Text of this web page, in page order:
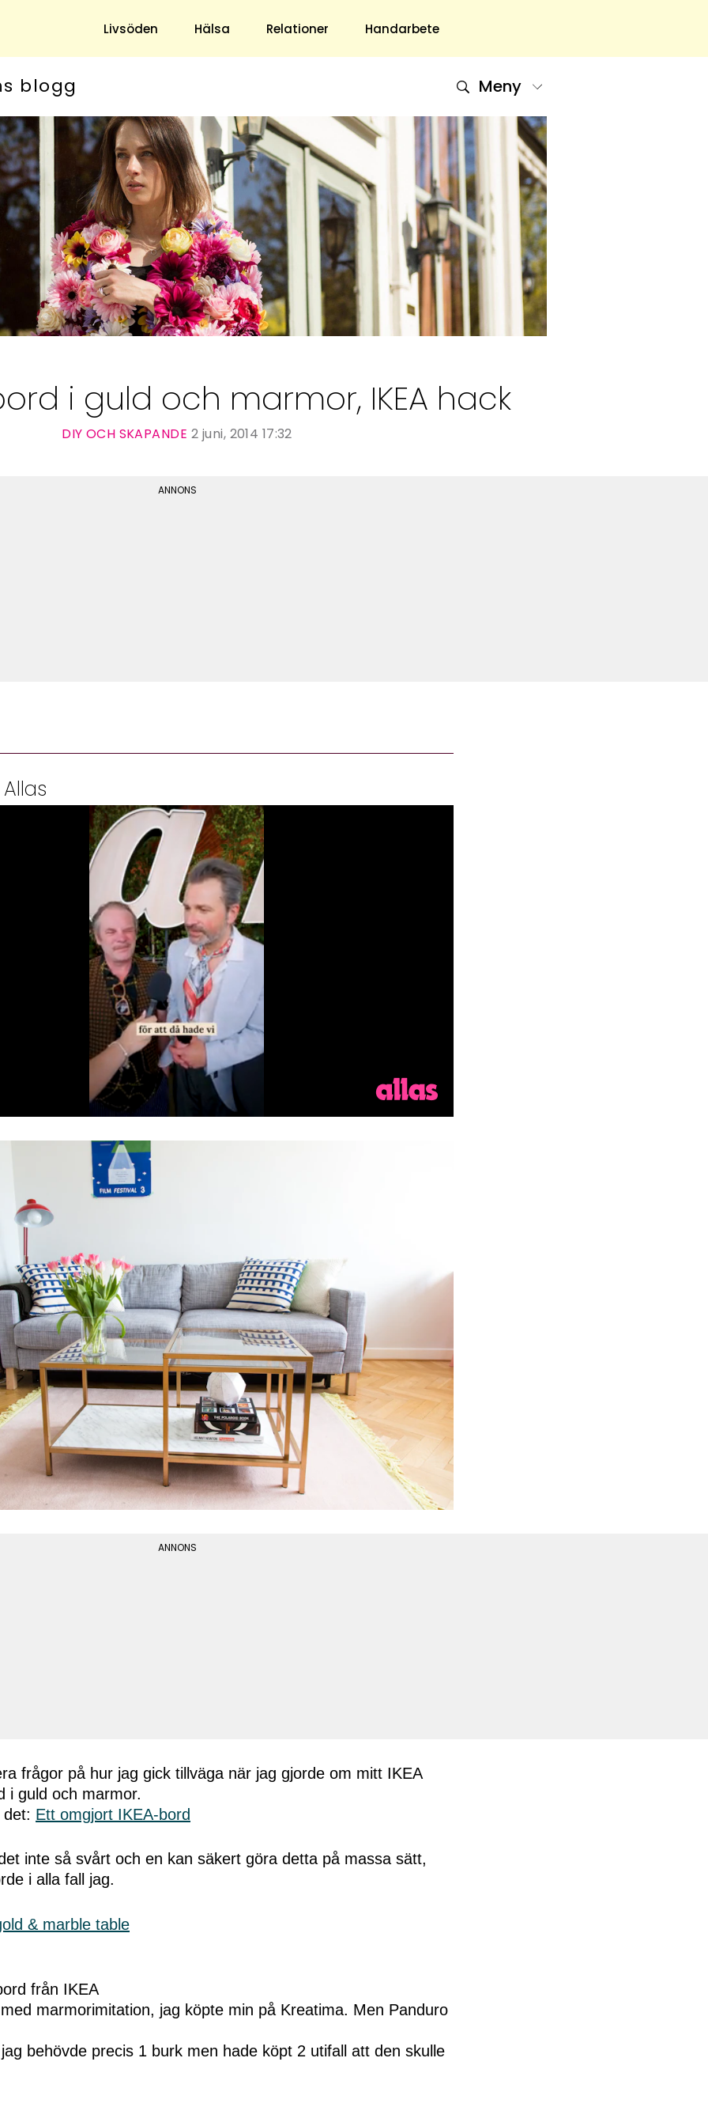
Livsöden Hälsa Relationer Handarbete
& Trädgård
Hushåll
Ekonomi
Mat & Dryck
& Antikt
DIY - Gör Det Själv
Underhållning
Nöje
TV
Horoskop
Quiz
Om Oss
Om Oss & Kontakt
Tidningar Hos Allas.se
Nyhetsbrev
Om Cookies
Integritetspolicy
Skapa Konto
Hantera Preferenser
Våra Skribenter
blogg Meny
i guld och marmor, IKEA hack
DIY OCH SKAPANDE 2 juni, 2014 17:32
frågor på hur jag gick tillväga när jag gjorde om mitt IKEA
i guld och marmor.
Ett omgjort IKEA-bord
inte så svårt och en kan säkert göra detta på massa sätt,
i alla fall jag.
från IKEA
marmorimitation, jag köpte min på Kreatima. Men Panduro
behövde precis 1 burk men hade köpt 2 utifall att den skulle